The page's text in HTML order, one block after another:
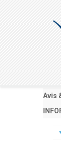
Avis
LE